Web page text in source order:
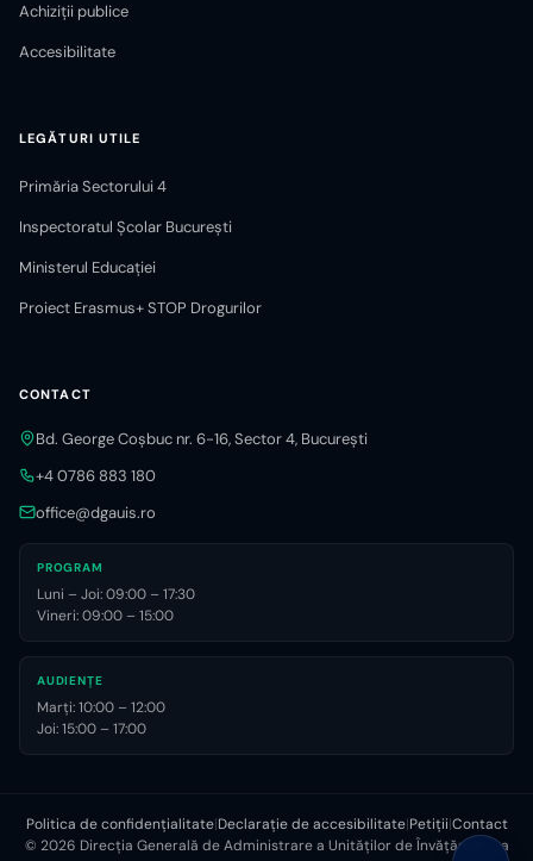
Achiziții publice
Accesibilitate
LEGĂTURI UTILE
Primăria Sectorului 4
Inspectoratul Școlar București
Ministerul Educației
Proiect Erasmus+ STOP Drogurilor
CONTACT
Bd. George Coșbuc nr. 6-16, Sector 4, București
+4 0786 883 180
office@dgauis.ro
PROGRAM
Luni – Joi: 09:00 – 17:30
Vineri: 09:00 – 15:00
AUDIENȚE
Marți: 10:00 – 12:00
Joi: 15:00 – 17:00
Politica de confidențialitate|Declarație de accesibilitate|Petiții|Contact
© 2026 Direcția Generală de Administrare a Unităților de Învățământ, a